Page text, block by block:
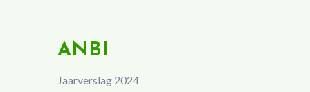
ANBI
Jaarverslag 2024